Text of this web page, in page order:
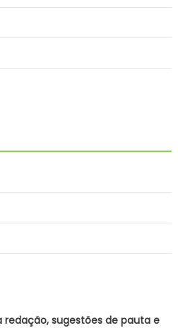
sugestões de pauta e